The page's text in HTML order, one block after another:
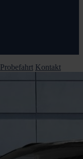
Probefahrt Kontakt